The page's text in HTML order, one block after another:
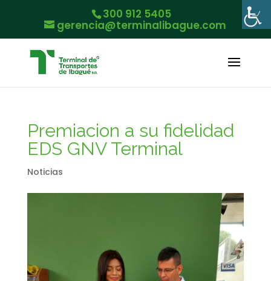
300 912 5405
gerencia@terminalibague.com
Premiacion a su fidelidad
EDS GNV Terminal
Noticias